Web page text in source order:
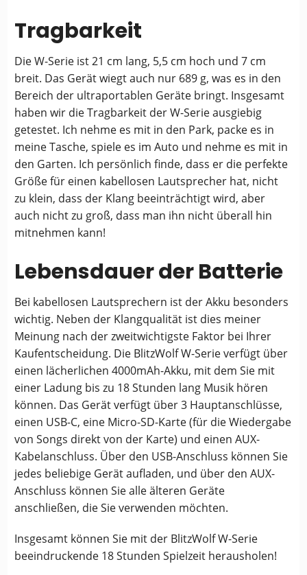
Tragbarkeit
Die W-Serie ist 21 cm lang, 5,5 cm hoch und 7 cm
breit. Das Gerät wiegt auch nur 689 g, was es in den
Bereich der ultraportablen Geräte bringt. Insgesamt
haben wir die Tragbarkeit der W-Serie ausgiebig
getestet. Ich nehme es mit in den Park, packe es in
meine Tasche, spiele es im Auto und nehme es mit in
den Garten. Ich persönlich finde, dass er die perfekte
Größe für einen kabellosen Lautsprecher hat, nicht
zu klein, dass der Klang beeinträchtigt wird, aber
auch nicht zu groß, dass man ihn nicht überall hin
mitnehmen kann!
Lebensdauer der Batterie
Bei kabellosen Lautsprechern ist der Akku besonders
wichtig. Neben der Klangqualität ist dies meiner
Meinung nach der zweitwichtigste Faktor bei Ihrer
Kaufentscheidung. Die BlitzWolf W-Serie verfügt über
einen lächerlichen 4000mAh-Akku, mit dem Sie mit
einer Ladung bis zu 18 Stunden lang Musik hören
können. Das Gerät verfügt über 3 Hauptanschlüsse,
einen USB-C, eine Micro-SD-Karte (für die Wiedergabe
von Songs direkt von der Karte) und einen AUX-
Kabelanschluss. Über den USB-Anschluss können Sie
jedes beliebige Gerät aufladen, und über den AUX-
Anschluss können Sie alle älteren Geräte
anschließen, die Sie verwenden möchten.
Insgesamt können Sie mit der BlitzWolf W-Serie
beeindruckende 18 Stunden Spielzeit herausholen!